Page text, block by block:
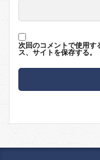
次回のコメントで使用す
ス、サイトを保存する。